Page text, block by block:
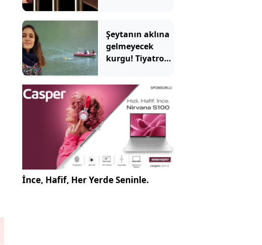
Şeytanın aklına
gelmeyecek
kurgu! Tiyatro
delille kurdu
İnce, Hafif, Her Yerde Seninle.